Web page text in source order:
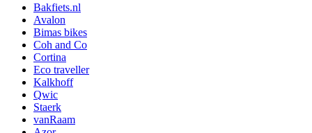
Bakfiets.nl
Avalon
Bimas bikes
Coh and Co
Cortina
Eco traveller
Kalkhoff
Qwic
Staerk
vanRaam